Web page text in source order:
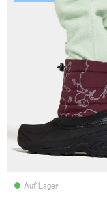
Auf Lager